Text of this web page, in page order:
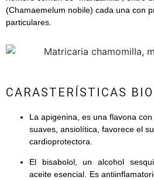
(Chamaemelum nobile) cada una con
particulares.
CARASTERÍSTICAS
La apigenina, es una flavona
suaves, ansiolítica, favorece el
cardioprotectora.
El bisabolol, un alcohol
aceite esencial. Es